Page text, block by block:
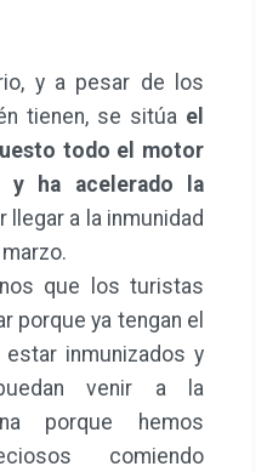
y a pesar de los
tienen, se sitúa el
todo el motor
y ha acelerado la
llegar a la inmunidad
que los turistas
porque ya tengan el
inmunizados y
venir a la
porque hemos
comiendo